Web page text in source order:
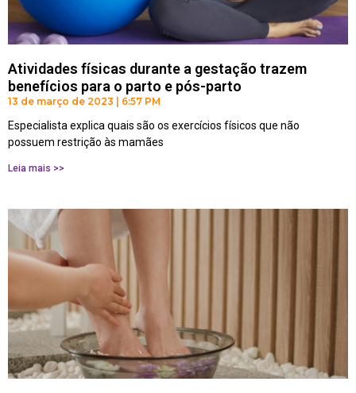
Atividades físicas durante a gestação trazem
benefícios para o parto e pós-parto
13 de março de 2023 6:57 PM
Especialista explica quais são os exercícios físicos que não
possuem restrição às mamães
Leia mais >>